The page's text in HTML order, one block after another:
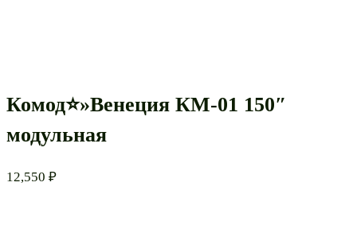
Комод⭐»Венеция КМ-01 150″
модульная
12,550 ₽